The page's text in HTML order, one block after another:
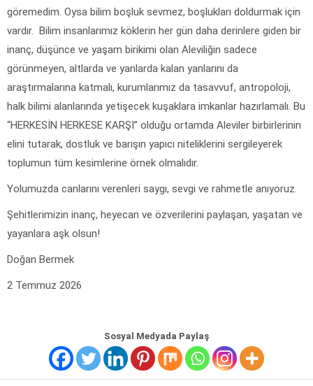
göremedim. Oysa bilim boşluk sevmez, boşlukları doldurmak için
vardır. Bilim insanlarımız köklerin her gün daha derinlere giden bir
inanç, düşünce ve yaşam birikimi olan Aleviliğin sadece
görünmeyen, altlarda ve yanlarda kalan yanlarını da
araştırmalarına katmalı, kurumlarımız da tasavvuf, antropoloji,
halk bilimi alanlarında yetişecek kuşaklara imkanlar hazırlamalı. Bu
“HERKESİN HERKESE KARŞI” olduğu ortamda Aleviler birbirlerinin
elini tutarak, dostluk ve barışın yapıcı niteliklerini sergileyerek
toplumun tüm kesimlerine örnek olmalıdır.
Yolumuzda canlarını verenleri saygı, sevgi ve rahmetle anıyoruz.
Şehitlerimizin inanç, heyecan ve özverilerini paylaşan, yaşatan ve
yayanlara aşk olsun!
Doğan Bermek
2 Temmuz 2026
Sosyal Medyada Paylaş